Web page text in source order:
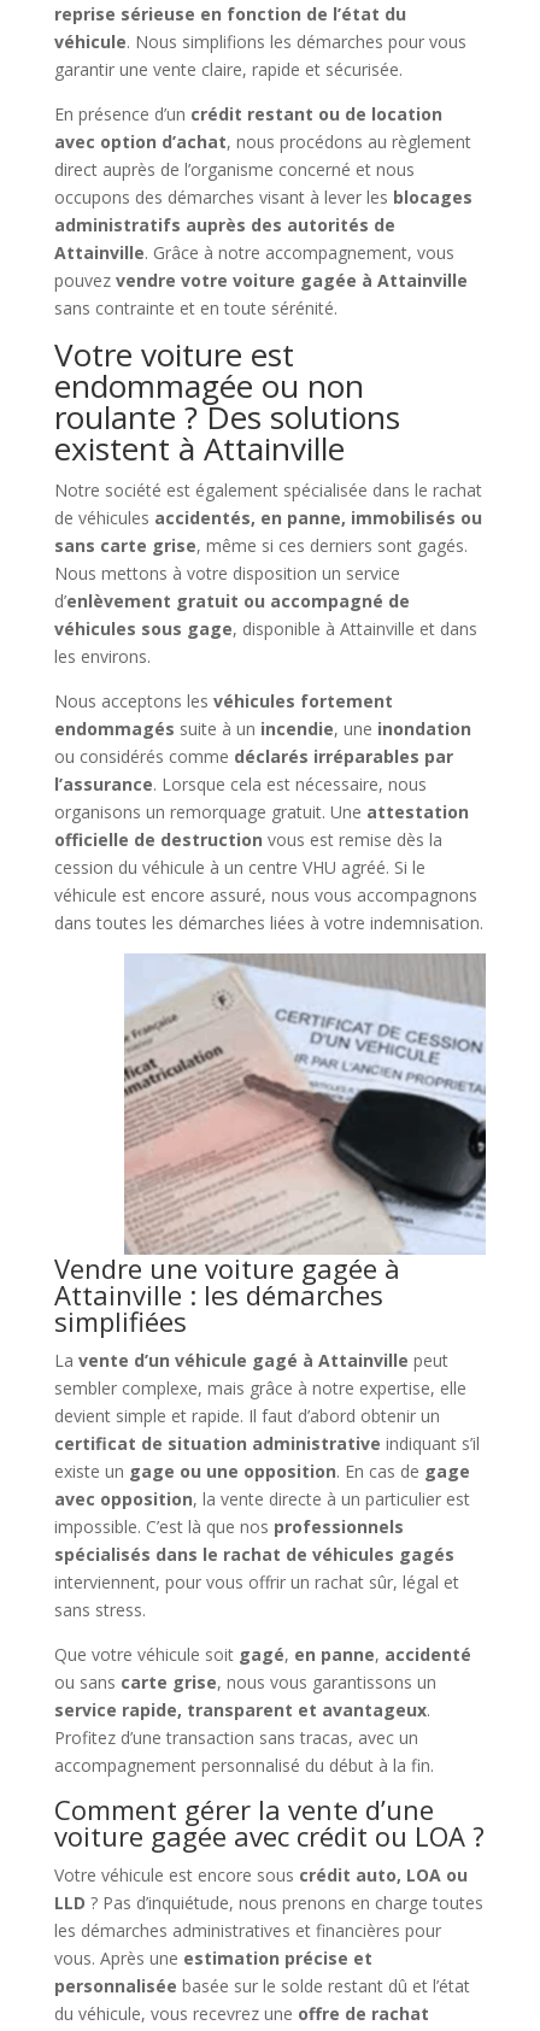
reprise sérieuse en fonction de l’état du
véhicule. Nous simplifions les démarches pour vous
garantir une vente claire, rapide et sécurisée.
En présence d’un crédit restant ou de location
avec option d’achat, nous procédons au règlement
direct auprès de l’organisme concerné et nous
occupons des démarches visant à lever les blocages
administratifs auprès des autorités de
Attainville. Grâce à notre accompagnement, vous
pouvez vendre votre voiture gagée à Attainville
sans contrainte et en toute sérénité.
Votre voiture est
endommagée ou non
roulante ? Des solutions
existent à Attainville
Notre société est également spécialisée dans le rachat
de véhicules accidentés, en panne, immobilisés ou
sans carte grise, même si ces derniers sont gagés.
Nous mettons à votre disposition un service
d’enlèvement gratuit ou accompagné de
véhicules sous gage, disponible à Attainville et dans
les environs.
Nous acceptons les véhicules fortement
endommagés suite à un incendie, une inondation
ou considérés comme déclarés irréparables par
l’assurance. Lorsque cela est nécessaire, nous
organisons un remorquage gratuit. Une attestation
officielle de destruction vous est remise dès la
cession du véhicule à un centre VHU agréé. Si le
véhicule est encore assuré, nous vous accompagnons
dans toutes les démarches liées à votre indemnisation.
Vendre une voiture gagée à
Attainville : les démarches
simplifiées
La vente d’un véhicule gagé à Attainville peut
sembler complexe, mais grâce à notre expertise, elle
devient simple et rapide. Il faut d’abord obtenir un
certificat de situation administrative indiquant s’il
existe un gage ou une opposition. En cas de gage
avec opposition, la vente directe à un particulier est
impossible. C’est là que nos professionnels
spécialisés dans le rachat de véhicules gagés
interviennent, pour vous offrir un rachat sûr, légal et
sans stress.
Que votre véhicule soit gagé, en panne, accidenté
ou sans carte grise, nous vous garantissons un
service rapide, transparent et avantageux.
Profitez d’une transaction sans tracas, avec un
accompagnement personnalisé du début à la fin.
Comment gérer la vente d’une
voiture gagée avec crédit ou LOA ?
Votre véhicule est encore sous crédit auto, LOA ou
LLD ? Pas d’inquiétude, nous prenons en charge toutes
les démarches administratives et financières pour
vous. Après une estimation précise et
personnalisée basée sur le solde restant dû et l’état
du véhicule, vous recevrez une offre de rachat